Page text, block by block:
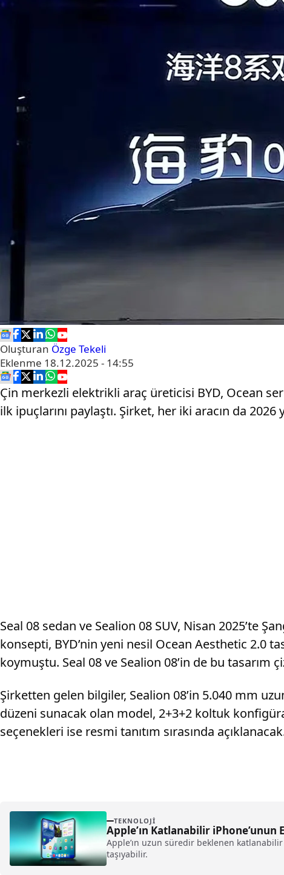
Oluşturan Özge Tekeli
Eklenme 18.12.2025 - 14:55
Çin merkezli elektrikli araç üreticisi BYD, Ocean
ilk ipuçlarını paylaştı. Şirket, her iki aracın da 2026
Seal 08 sedan ve Sealion 08 SUV, Nisan 2025’te
konsepti, BYD’nin yeni nesil Ocean Aesthetic 2.0
koymuştu. Seal 08 ve Sealion 08’in de bu tasarım
Şirketten gelen bilgiler, Sealion 08’in 5.040 mm
düzeni sunacak olan model, 2+3+2 koltuk
seçenekleri ise resmi tanıtım sırasında
TEKNOLOJI
Apple’ın Katlanabilir iPhone’unun
Apple’ın uzun süredir beklenen
taşıyabilir.